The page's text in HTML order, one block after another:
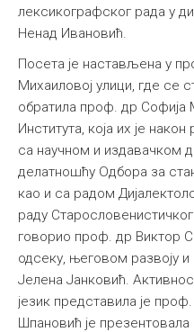
лексикографског рада у
Ненад Ивановић.
Посета је настављена у
Михаиловој улици, где се
обратила проф. др Софија
Института, која их је
са научном и издавачком
делатношћу Одбора за
као и са радом
раду
говорио проф. др Виктор
одсеку, његовом развоју и
Јелена Јанковић.
језик представила је
Шпановић је